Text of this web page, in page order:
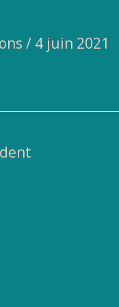
/ 4 juin 2021